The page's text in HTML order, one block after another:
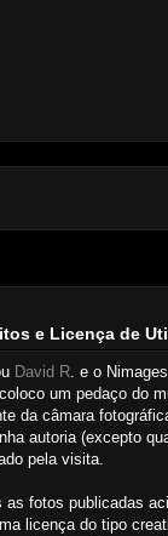
e Licença de
David R. e o
um pedaço do
da câmara
autoria (excepto
pela visita.
as fotos publicadas
licença do tipo